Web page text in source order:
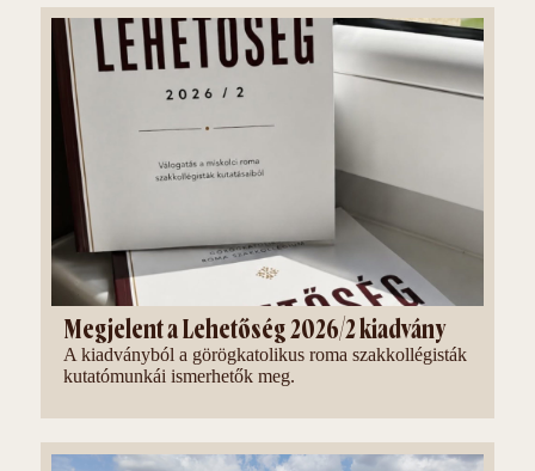
Megjelent a Lehetőség 2026/2 kiadvány
A kiadványból a görögkatolikus roma szakkollégisták
kutatómunkái ismerhetők meg.